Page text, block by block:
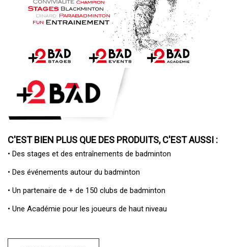
C'EST BIEN PLUS QUE DES PRODUITS, C'EST AUSSI :
• Des stages et des entraînements de badminton
• Des événements autour du badminton
• Un partenaire de + de 150 clubs de badminton
• Une Académie pour les joueurs de haut niveau